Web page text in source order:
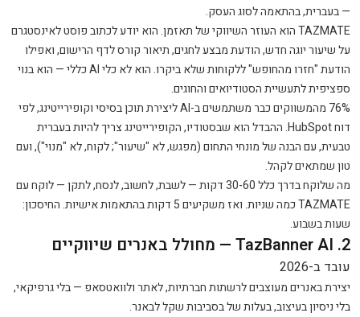
— בעברית, בהתאמה לסוג העסק.
TAZMATE הוא העוזר השיווקי של תאזמן. הוא יודע לכתוב פוסט לאינסטגרם
על שיעור יוגה חדש, הודעת מבצע לחגים, תיאור קורס לדף הרישום, ואפילו
הודעת "חזרו מהחופש" ללקוחות שלא ביקרו. הוא לא כלי AI כללי — הוא בנוי
ספציפית לתעשיית הסטודיואים והחוגים.
76% מהמשווקים כבר משתמשים ב-AI ליצירת תוכן בסיסי וקופירייטינג, לפי
דוח HubSpot. ההבדל הוא שבסטודיו, הקופירייטינג צריך להיות בעברית
טבעית, עם הבנה של מונחי התחום (מפגש, לא "שיעור"; לקוח, לא "מנוי"), ועם
טון שמתאים לקהל.
מה שלוקח בדרך כלל 30-60 דקות — לשבת, לחשוב, לנסח, לתקן — לוקח עם
TAZMATE כמה שניות. ואז משקיעים 5 דקות בהתאמות אישיות. החיסכון:
שעות בשבוע.
2. TazBanner AI — מחולל באנרים שיווקיים
עובד ב-2026
יצירת באנרים מעוצבים לרשתות חברתיות, לאתר ולוואטסאפ — בלי גרפיקאי,
בלי ניסיון בעיצוב, בעלות של בסביבות שקל לבאנר.